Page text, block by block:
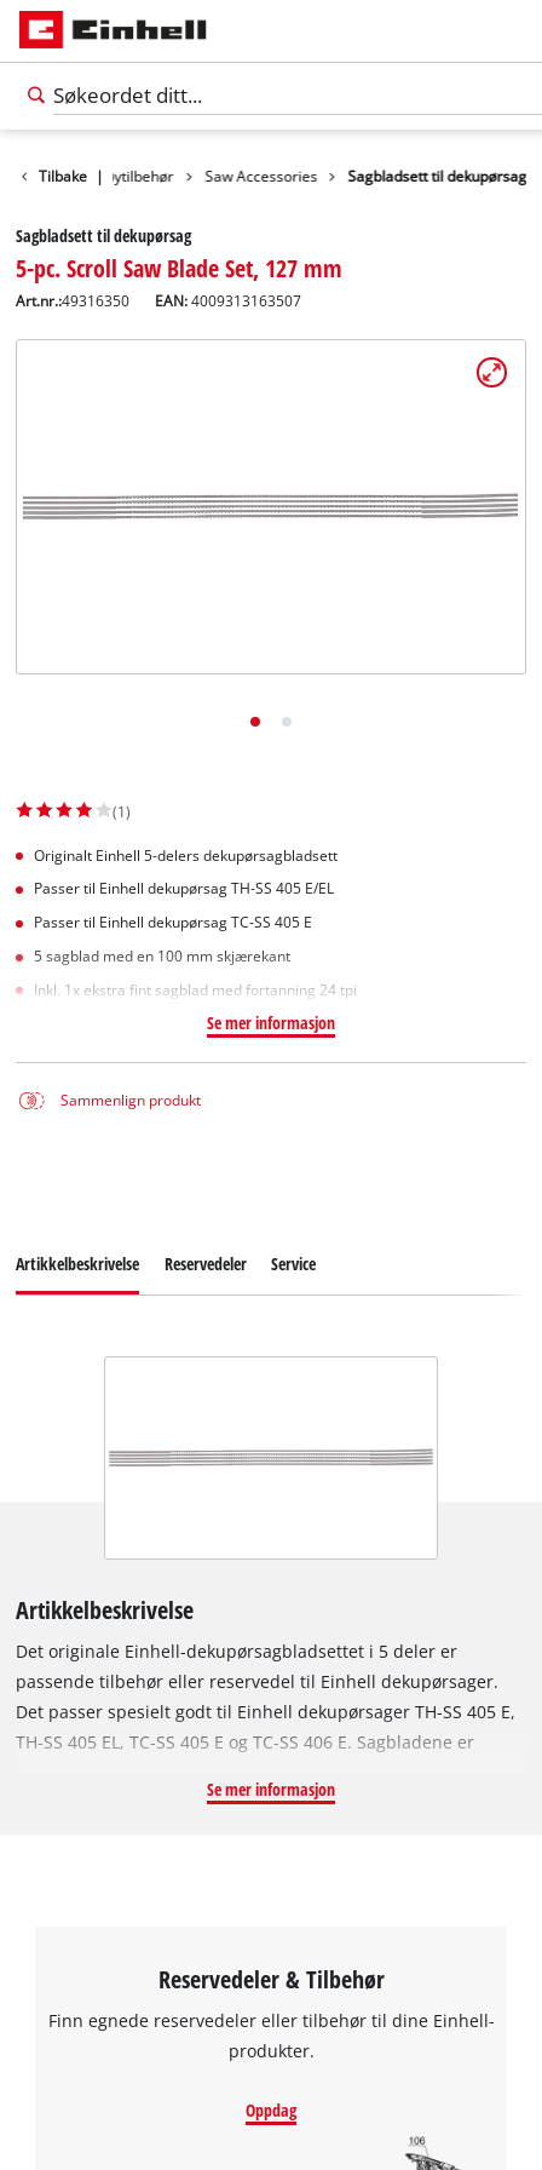
NONorsk
Tilbake |
Verktøytilbehør Saw Accessories Sagbladsett til dekupørsag
Sagbladsett til dekupørsag
5-pc. Scroll Saw Blade Set, 127 mm
Art.nr.:49316350 EAN:4009313163507
(1)
Originalt Einhell 5-delers dekupørsagbladsett
Passer til Einhell dekupørsag TH-SS 405 E/EL
Passer til Einhell dekupørsag TC-SS 405 E
5 sagblad med en 100 mm skjærekant
Inkl. 1x ekstra fint sagblad med fortanning 24 tpi
Se mer informasjon
Sammenlign produkt
Artikkelbeskrivelse Reservedeler Service
Artikkelbeskrivelse
Det originale Einhell-dekupørsagbladsettet i 5 deler er
passende tilbehør eller reservedel til Einhell dekupørsager.
Det passer spesielt godt til Einhell dekupørsager TH-SS 405 E,
TH-SS 405 EL, TC-SS 405 E og TC-SS 406 E. Sagbladene er
ulike fortanningene på 1x svært fin (24 tpi), 2x fin (18 tpi), 1x
Se mer informasjon
Reservedeler & Tilbehør
Finn egnede reservedeler eller tilbehør til dine Einhell-
produkter.
Oppdag